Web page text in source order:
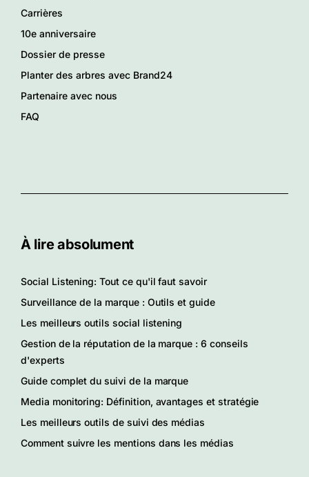
Carrières
10e anniversaire
Dossier de presse
Planter des arbres avec Brand24
Partenaire avec nous
FAQ
À lire absolument
Social Listening: Tout ce qu'il faut savoir
Surveillance de la marque : Outils et guide
Les meilleurs outils social listening
Gestion de la réputation de la marque : 6 conseils
d'experts
Guide complet du suivi de la marque
Media monitoring: Définition, avantages et stratégie
Les meilleurs outils de suivi des médias
Comment suivre les mentions dans les médias